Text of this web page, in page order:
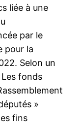
liée à une
par le
pour la
Selon un
fonds
»
fins